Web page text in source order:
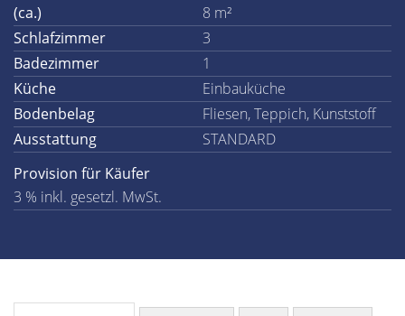
(ca.)
8 m²
Schlafzimmer
3
Badezimmer
1
Küche
Einbauküche
Bodenbelag
Fliesen, Teppich, Kunststoff
Ausstattung
STANDARD
Provision für Käufer
3 % inkl. gesetzl. MwSt.